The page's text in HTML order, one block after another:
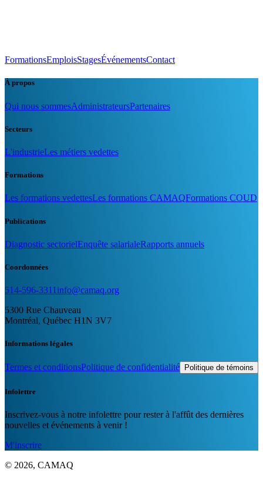
FormationsEmploisStagesÉvénementsContact
À propos
Qui nous sommesAdministrateursPartenaires
Secteurs
L'industrieLes métiers vedettes
Formations
Les formations vedettesLes formations CAMAQFormations COUD
Publications
Diagnostic sectorielEnquête salarialeRapports annuels
Coordonnées
514-596-3311 info@camaq.org
5300 Rue Chauveau
Montréal, Québec H1N 3V7
Informations légales
Termes et conditionsPolitique de confidentialité Politique de témoins
Infolettre
Inscrivez-vous à notre infolettre pour rester à l'affût des dernières
nouvelles et événements à venir !
M'inscrire
© 2026, CAMAQ